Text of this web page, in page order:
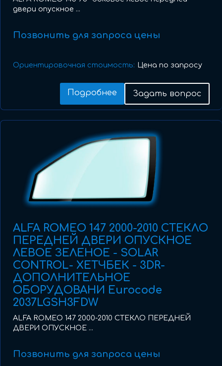
двери опускное ...
Позвонить для запроса цены
Ориентировочная стоимость: Цена по запросу
Подробнее Задать вопрос
ALFA ROMEO 147 2000-2010 СТЕКЛО
ПЕРЕДНЕЙ ДВЕРИ ОПУСКНОЕ
ЛЕВОЕ ЗЕЛЕНОЕ - SOLAR
CONTROL- ХЕТЧБЕК - 3DR-
ДОПОЛНИТЕЛЬНОЕ
ОБОРУДОВАНИ Eurocode
2037LGSH3FDW
ALFA ROMEO 147 2000-2010 СТЕКЛО ПЕРЕДНЕЙ
ДВЕРИ ОПУСКНОЕ ...
Позвонить для запроса цены